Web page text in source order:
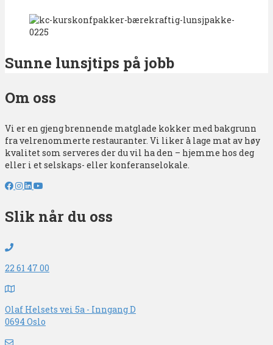
Sunne lunsjtips på jobb
Om oss
Vi er en gjeng brennende matglade kokker med bakgrunn
fra velrenommerte restauranter. Vi liker å lage mat av høy
kvalitet som serveres der du vil ha den – hjemme hos deg
eller i et selskaps- eller konferanselokale.
Slik når du oss
22 61 47 00
Olaf Helsets vei 5a - Inngang D
0694 Oslo